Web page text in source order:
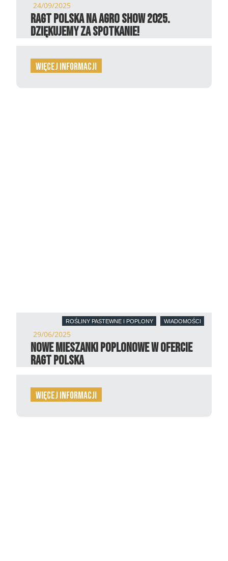
24/09/2025
RAGT Polska na Agro Show 2025.
Dziękujemy za spotkanie!
więcej informacji
ROŚLINY PASTEWNE I POPLONY WIADOMOŚCI
29/06/2025
Nowe mieszanki poplonowe w ofercie
RAGT Polska
więcej informacji